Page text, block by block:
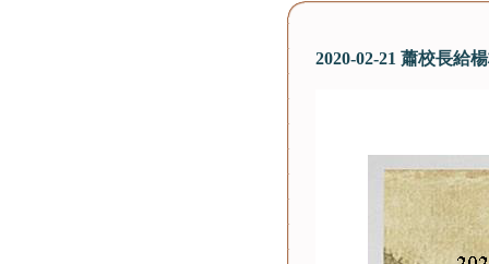
2020-02-21 蕭校長給